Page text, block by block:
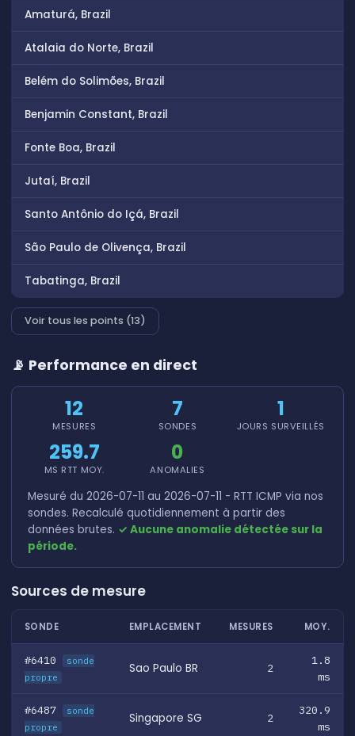
Amaturá, Brazil
Atalaia do Norte, Brazil
Belém do Solimões, Brazil
Benjamin Constant, Brazil
Fonte Boa, Brazil
Jutaí, Brazil
Santo Antônio do Içá, Brazil
São Paulo de Olivença, Brazil
Tabatinga, Brazil
Voir tous les points (13)
📡 Performance en direct
12
MESURES
7
SONDES
1
JOURS SURVEILLÉS
259.7
MS RTT MOY.
0
ANOMALIES
Mesuré du 2026-07-11 au 2026-07-11 - RTT ICMP via nos
sondes. Recalculé quotidiennement à partir des
données brutes. ✓ Aucune anomalie détectée sur la
période.
Sources de mesure
SONDE EMPLACEMENT MESURES MOY.
#6410
sonde
propre
Sao Paulo BR 2
1.8
ms
#6487
sonde
propre
Singapore SG 2
320.9
ms